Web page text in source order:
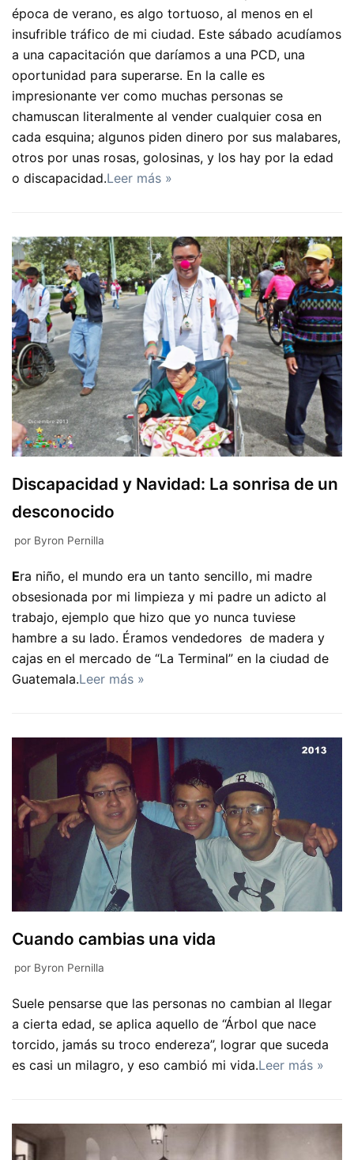
época de verano, es algo tortuoso, al menos en el
insufrible tráfico de mi ciudad. Este sábado acudíamos
a una capacitación que daríamos a una PCD, una
oportunidad para superarse. En la calle es
impresionante ver como muchas personas se
chamuscan literalmente al vender cualquier cosa en
cada esquina; algunos piden dinero por sus malabares,
otros por unas rosas, golosinas, y los hay por la edad
o discapacidad.Leer más »
Discapacidad y Navidad: La sonrisa de un
desconocido
por Byron Pernilla
Era niño, el mundo era un tanto sencillo, mi madre
obsesionada por mi limpieza y mi padre un adicto al
trabajo, ejemplo que hizo que yo nunca tuviese
hambre a su lado. Éramos vendedores de madera y
cajas en el mercado de “La Terminal” en la ciudad de
Guatemala.Leer más »
Cuando cambias una vida
por Byron Pernilla
Suele pensarse que las personas no cambian al llegar
a cierta edad, se aplica aquello de “Árbol que nace
torcido, jamás su troco endereza”, lograr que suceda
es casi un milagro, y eso cambió mi vida.Leer más »